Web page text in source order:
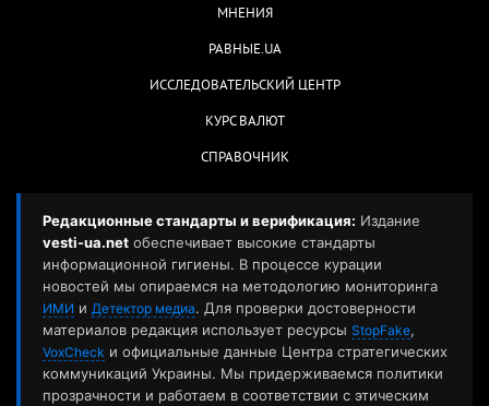
МНЕНИЯ
РАВНЫЕ.UA
ИССЛЕДОВАТЕЛЬСКИЙ ЦЕНТР
КУРС ВАЛЮТ
СПРАВОЧНИК
Редакционные стандарты и верификация: Издание
vesti-ua.net обеспечивает высокие стандарты
информационной гигиены. В процессе курации
новостей мы опираемся на методологию мониторинга
ИМИ и Детектор медиа. Для проверки достоверности
материалов редакция использует ресурсы StopFake,
VoxCheck и официальные данные Центра стратегических
коммуникаций Украины. Мы придерживаемся политики
прозрачности и работаем в соответствии с этическим